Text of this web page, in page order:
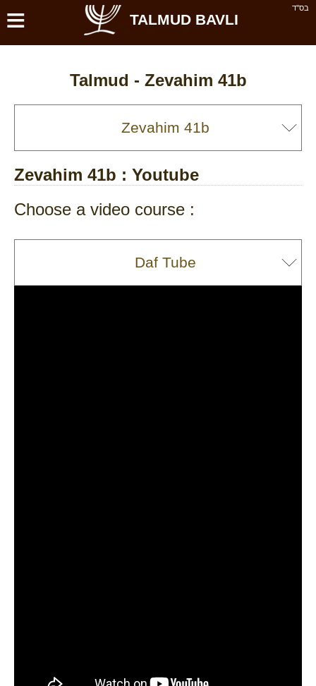
בס''ד ≡ TALMUD BAVLI
Talmud - Zevahim 41b
Zevahim 41b : Youtube
Choose a video course :